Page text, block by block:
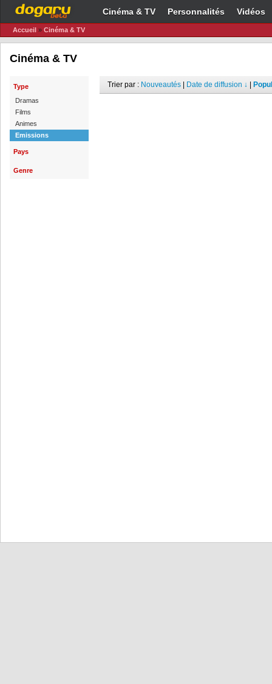
Cinéma & TV Personnalités Vidéos
Accueil » Cinéma & TV
Cinéma & TV
Type
Dramas
Films
Animes
Emissions
Pays
Genre
Trier par : Nouveautés Date de diffusion ↓